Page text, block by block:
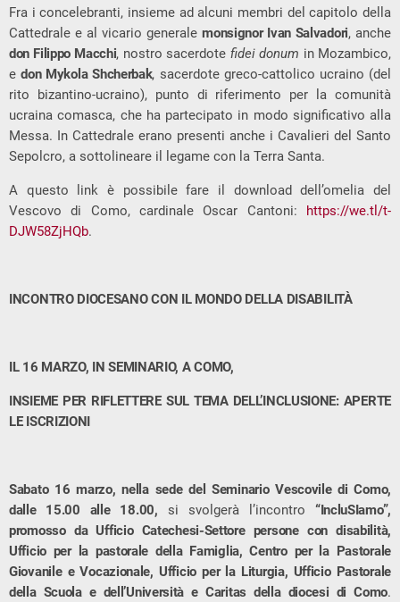
Fra i concelebranti, insieme ad alcuni membri del capitolo della
Cattedrale e al vicario generalemonsignor Ivan Salvadori, anche
don Filippo Macchi, nostro sacerdote fidei donum in Mozambico,
edon Mykola Shcherbak, sacerdote greco-cattolico ucraino (del
rito bizantino-ucraino), punto di riferimento per la comunità
ucraina comasca, che ha partecipato in modo significativo alla
Messa. In Cattedrale erano presenti anche i Cavalieri del Santo
Sepolcro, a sottolineare il legame con la Terra Santa.
A questo link è possibile fare il download dell’omelia del
Vescovo di Como, cardinale Oscar Cantoni: https://we.tl/t-
DJW58ZjHQb.
INCONTRO DIOCESANO CON IL MONDO DELLA DISABILITÀ
IL 16 MARZO, IN SEMINARIO, A COMO,
INSIEME PER RIFLETTERE SUL TEMA DELL’INCLUSIONE: APERTE
LE ISCRIZIONI
Sabato 16 marzo, nella sede del Seminario Vescovile di Como,
dalle 15.00 alle 18.00, si svolgerà l’incontro “IncluSIamo”,
promosso da Ufficio Catechesi-Settore persone con disabilità,
Ufficio per la pastorale della Famiglia, Centro per la Pastorale
Giovanile e Vocazionale, Ufficio per la Liturgia, Ufficio Pastorale
della Scuola e dell’Università e Caritas della diocesi di Como.